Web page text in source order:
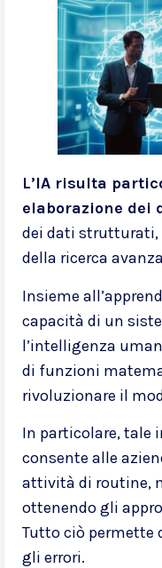
L’IA risulta
elaborazione dei
dei dati strutturati,
della ricerca
Insieme
capacità di un
l’intelligenza
di funzioni
rivoluzionare il
In particolare, tale
consente alle
attività di routine,
ottenendo gli
Tutto ciò permette
gli errori.